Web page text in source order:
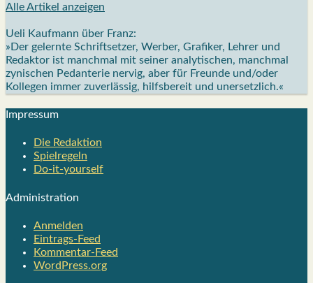
Alle Artikel anzeigen
Ueli Kaufmann über Franz:
»Der gelernte Schriftsetzer, Werber, Grafiker, Lehrer und
Redaktor ist manchmal mit seiner analytischen, manchmal
zynischen Pedanterie nervig, aber für Freunde und/oder
Kollegen immer zuverlässig, hilfsbereit und unersetzlich.«
Impres­sum
Die Redak­ti­on
Spiel­re­geln
Do-it-your­s­elf
Admi­nis­tra­ti­on
Anmelden
Eintrags-Feed
Kommentar-Feed
WordPress.org